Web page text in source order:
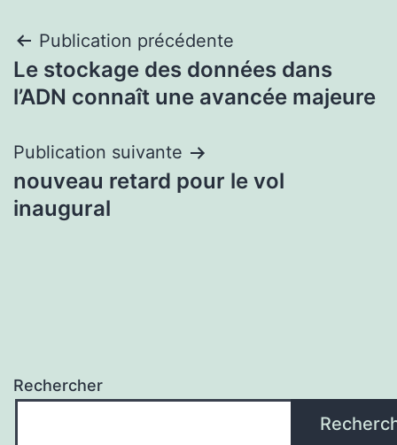
Navigation
de
Publication précédente
Le stockage des données dans
l’ADN connaît une avancée majeure
Publication suivante
nouveau retard pour le vol
inaugural
Rechercher